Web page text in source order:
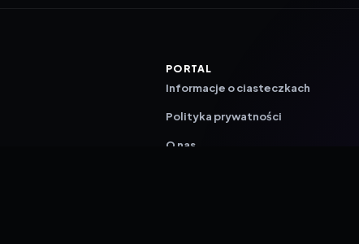
PORTAL
Informacje o ciasteczkach
Polityka prywatności
O nas